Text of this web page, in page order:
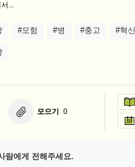
...
#모험 #병 #충고 #혁신
모으기 0
람에게 전해주세요.